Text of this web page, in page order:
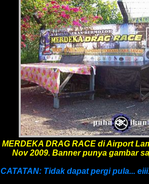
MERDEKA DRAG RACE di Airport
Nov 2009. Banner punya gambar
CATATAN: Tidak dapat pergi pula...